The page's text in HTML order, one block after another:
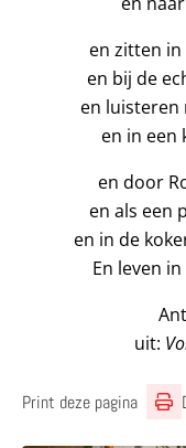
en zitten in
en bij de
en luisteren
en in een
en door
en als een
en in de
En leven
uit:
Print deze pagina